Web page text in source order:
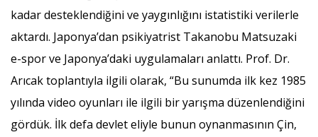
kadar desteklendiğini ve yaygınlığını istatistiki verilerle
aktardı. Japonya’dan psikiyatrist Takanobu Matsuzaki
e-spor ve Japonya’daki uygulamaları anlattı. Prof. Dr.
Arıcak toplantıyla ilgili olarak, “Bu sunumda ilk kez 1985
yılında video oyunları ile ilgili bir yarışma düzenlendiğini
gördük. İlk defa devlet eliyle bunun oynanmasının Çin,